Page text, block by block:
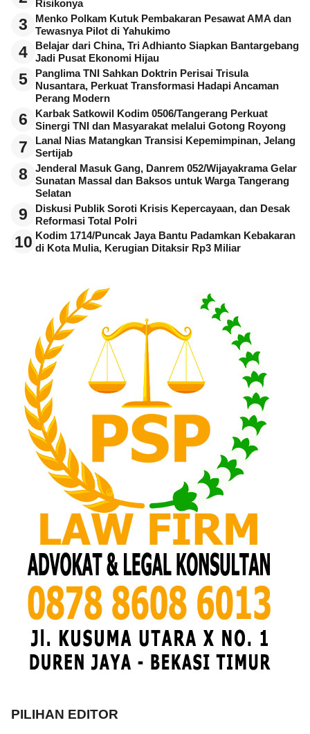
Risikonya
3
Menko Polkam Kutuk Pembakaran Pesawat AMA dan
Tewasnya Pilot di Yahukimo
4
Belajar dari China, Tri Adhianto Siapkan Bantargebang
Jadi Pusat Ekonomi Hijau
5
Panglima TNI Sahkan Doktrin Perisai Trisula
Nusantara, Perkuat Transformasi Hadapi Ancaman
Perang Modern
6
Karbak Satkowil Kodim 0506/Tangerang Perkuat
Sinergi TNI dan Masyarakat melalui Gotong Royong
7
Lanal Nias Matangkan Transisi Kepemimpinan, Jelang
Sertijab
8
Jenderal Masuk Gang, Danrem 052/Wijayakrama Gelar
Sunatan Massal dan Baksos untuk Warga Tangerang
Selatan
9
Diskusi Publik Soroti Krisis Kepercayaan, dan Desak
Reformasi Total Polri
10 Kodim 1714/Puncak Jaya Bantu Padamkan Kebakaran
di Kota Mulia, Kerugian Ditaksir Rp3 Miliar
PILIHAN EDITOR